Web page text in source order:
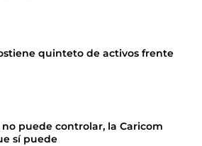
quinteto de activos frente
puede controlar, la Caricom
sí puede